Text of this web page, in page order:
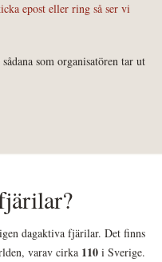
epost eller ring så ser vi
sådana som organisatören tar ut
dagaktiva fjärilar. Det finns
varav cirka 110 i Sverige.